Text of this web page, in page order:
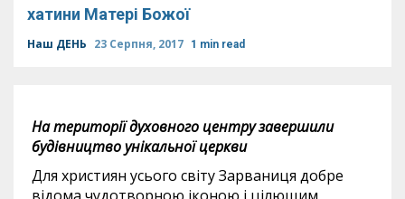
хатини Матері Божої
Наш ДЕНЬ 23 Серпня, 2017 1 min read
На території духовного центру завершили
будівництво унікальної церкви
Для християн усього світу Зарваниця добре